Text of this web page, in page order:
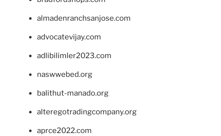
almadenranchsanjose.com
advocatevijay.com
adlibilimler2023.com
naswwebed.org
balithut-manado.org
alteregotradingcompany.org
aprce2022.com